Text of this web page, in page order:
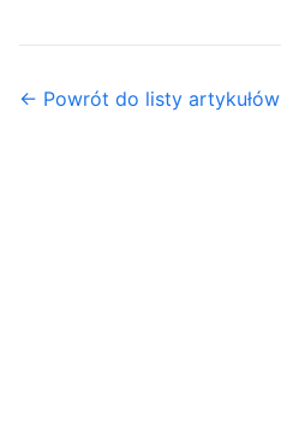
← Powrót do listy artykułów